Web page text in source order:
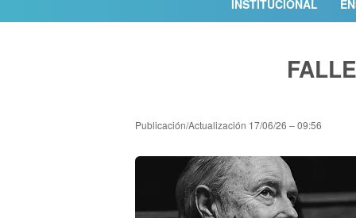
INSTITUCIONAL
Publicación/Actualización 17/06/26 – 09:56